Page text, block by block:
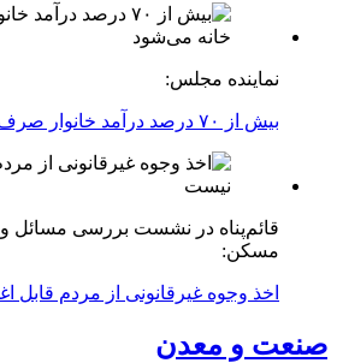
نماینده مجلس:
بیش از ۷۰ درصد درآمد خانوار صرف اجاره خانه می‌شود
قائم‌پناه در نشست بررسی مسائل
مسکن:
اخذ وجوه غیرقانونی از مردم
صنعت و معدن